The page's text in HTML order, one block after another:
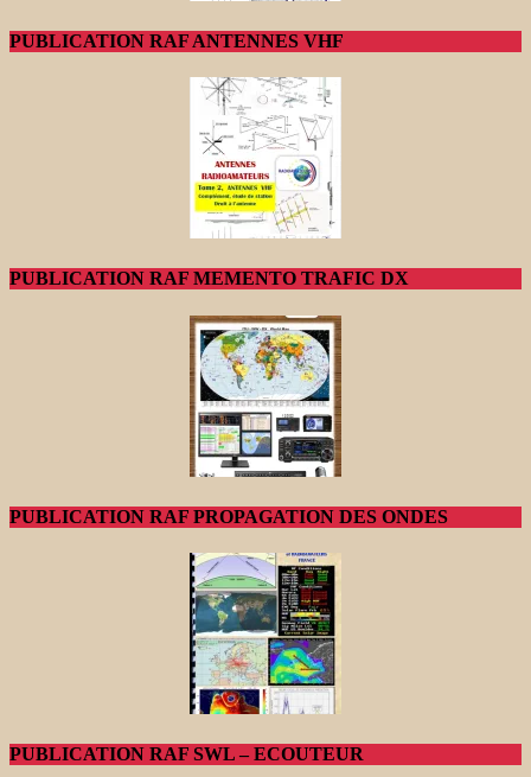
PUBLICATION RAF ANTENNES VHF
PUBLICATION RAF MEMENTO TRAFIC DX
PUBLICATION RAF PROPAGATION DES ONDES
PUBLICATION RAF SWL – ECOUTEUR